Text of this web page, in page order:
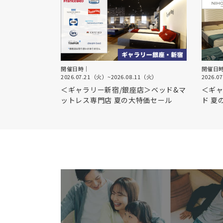
開催日時｜
2026.07.21（火）~2026.08.11（火）
＜ギャラリー新宿/銀座店＞ベッド&マ
ットレス専門店 夏の大特価セール
開催日
＜ギ
ド 夏